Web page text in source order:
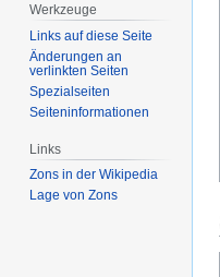
Werkzeuge
Links auf diese Seite
Änderungen an
verlinkten Seiten
Spezialseiten
Seiten­­informationen
Links
Zons in der Wikipedia
Lage von Zons